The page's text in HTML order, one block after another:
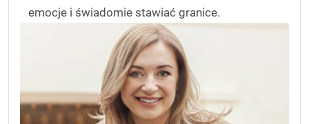
emocje i świadomie stawiać granice.